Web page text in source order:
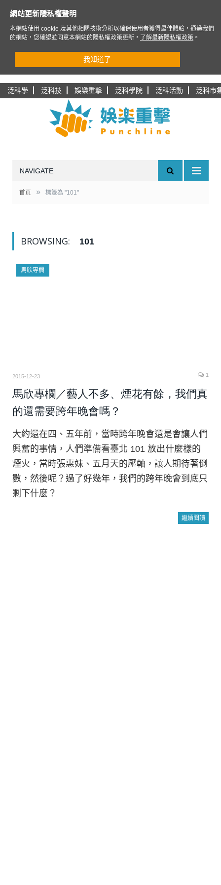
泛科學 泛科技 娛樂重擊 泛科學院 泛科活動 泛科市
NAVIGATE
首頁 » 標籤為 "101"
BROWSING: 101
馬欣專欄
2015-12-23 1
馬欣專欄／藝人不多、煙花有餘，我們真
的還需要跨年晚會嗎？
大約還在四、五年前，當時跨年晚會還是會讓人們
興奮的事情，人們準備看臺北 101 放出什麼樣的
煙火，當時張惠妹、五月天的壓軸，讓人期待著倒
數，然後呢？過了好幾年，我們的跨年晚會到底只
剩下什麼？
繼續閱讀
網站更新隱私權聲明
本網站使用 cookie 及其他相關技術分析以確保使用者獲得最佳體驗，通過我們
的網站，您確認並同意本網站的隱私權政策更新，
了解最新隱私權政策 。
我知道了